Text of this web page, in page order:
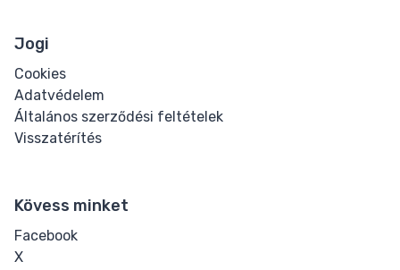
Jogi
Cookies
Adatvédelem
Általános szerződési feltételek
Visszatérítés
Kövess minket
Facebook
X